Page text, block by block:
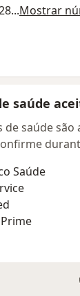
Mostrar
saúde
de saúde
Saúde